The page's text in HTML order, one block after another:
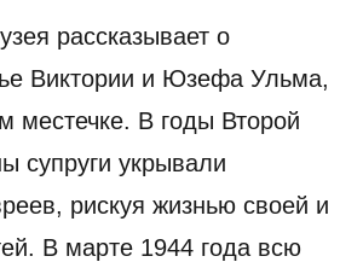
рассказывает о
Виктории и Юзефа Ульма,
местечке. В годы Второй
супруги укрывали
рискуя жизнью своей и
В марте 1944 года всю